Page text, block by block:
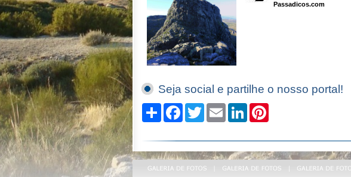
Passadicos.com
Seja social e partilhe o nosso portal!
CompartilheFacebookTwitter Email LinkedIn